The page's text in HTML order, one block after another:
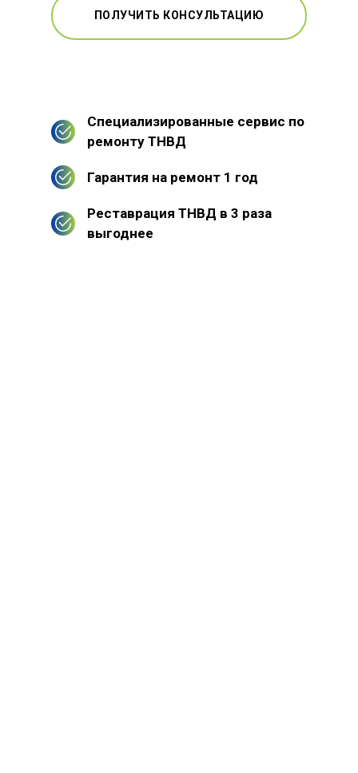
ПОЛУЧИТЬ КОНСУЛЬТАЦИЮ
Специализированные сервис по
ремонту ТНВД
Гарантия на ремонт 1 год
Реставрация ТНВД в 3 раза
выгоднее